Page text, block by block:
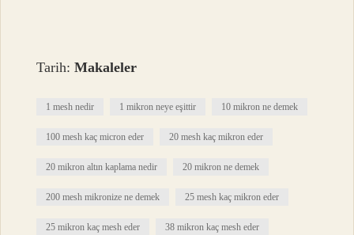
Tarih:Makaleler
1 mesh nedir 1 mikron neye eşittir 10 mikron ne demek
100 mesh kaç micron eder 20 mesh kaç mikron eder
20 mikron altın kaplama nedir 20 mikron ne demek
200 mesh mikronize ne demek 25 mesh kaç mikron eder
25 mikron kaç mesh eder 38 mikron kaç mesh eder